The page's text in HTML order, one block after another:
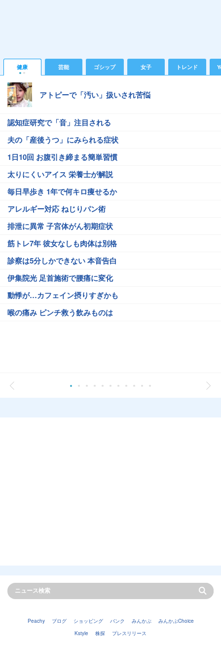
健康 芸能 ゴシップ 女子 トレンド
アトピーで「汚い」扱いされ苦悩
認知症研究で「音」注目される
夫の「産後うつ」にみられる症状
1日10回 お腹引き締まる簡単習慣
太りにくいアイス 栄養士が解説
毎日早歩き 1年で何キロ痩せるか
アレルギー対応 ねじりパン術
排泄に異常 子宮体がん初期症状
筋トレ7年 彼女なしも肉体は別格
診察は5分しかできない 本音告白
伊集院光 足首施術で腰痛に変化
動悸が…カフェイン摂りすぎかも
喉の痛み ピンチ救う飲みものは
Peachy ブログ ショッピング バンク みんかぶ
みんかぶChoice
Kstyle
株探 プレスリリース